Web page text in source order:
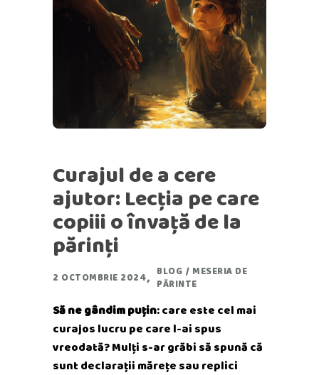
Curajul de a cere
ajutor: Lecția pe care
copiii o învață de la
părinți
2 OCTOMBRIE 2024 BLOG / MESERIA DE
PĂRINTE
Să ne gândim puțin: care este cel mai
curajos lucru pe care l-ai spus
vreodată? Mulți s-ar grăbi să spună că
sunt declarații mărețe sau replici